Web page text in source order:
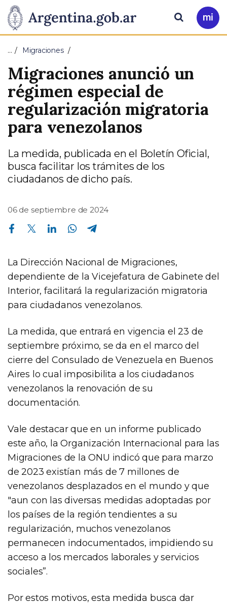
Presidencia
de
la
Nación
Pasar al contenido principal
Ir
a
Buscar
… Migraciones
Migraciones anunció un
régimen especial de
regularización migratoria
para venezolanos
La medida, publicada en el Boletín Oficial,
busca facilitar los trámites de los
ciudadanos de dicho país.
06 de septiembre de 2024
Compartir en Facebook Compartir en Twitter Compartir en Linkedin Compartir en Whatsapp
La Dirección Nacional de Migraciones,
dependiente de la Vicejefatura de Gabinete del
Interior, facilitará la regularización migratoria
para ciudadanos venezolanos.
La medida, que entrará en vigencia el 23 de
septiembre próximo, se da en el marco del
cierre del Consulado de Venezuela en Buenos
Aires lo cual imposibilita a los ciudadanos
venezolanos la renovación de su
documentación.
Vale destacar que en un informe publicado
este año, la Organización Internacional para las
Migraciones de la ONU indicó que para marzo
de 2023 existían más de 7 millones de
venezolanos desplazados en el mundo y que
"aun con las diversas medidas adoptadas por
los países de la región tendientes a su
regularización, muchos venezolanos
permanecen indocumentados, impidiendo su
acceso a los mercados laborales y servicios
sociales”.
Por estos motivos, esta medida busca dar